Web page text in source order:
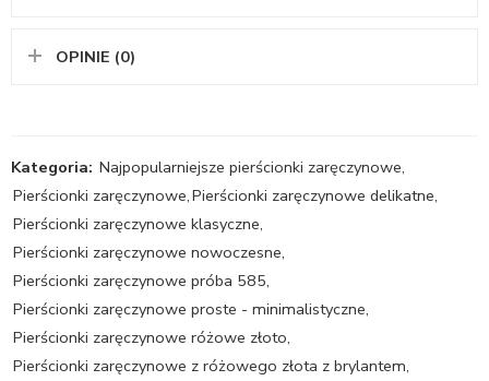
OPINIE (0)
Kategoria: Najpopularniejsze pierścionki zaręczynowe,
Pierścionki zaręczynowe,Pierścionki zaręczynowe delikatne,
Pierścionki zaręczynowe klasyczne,
Pierścionki zaręczynowe nowoczesne,
Pierścionki zaręczynowe próba 585,
Pierścionki zaręczynowe proste - minimalistyczne,
Pierścionki zaręczynowe różowe złoto,
Pierścionki zaręczynowe z różowego złota z brylantem,